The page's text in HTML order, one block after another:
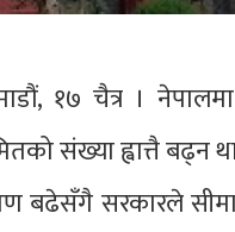
१७ चैत्र ।
संख्या ह्वात्तै बढ्न
बढेसँगै सरकारले सीमा